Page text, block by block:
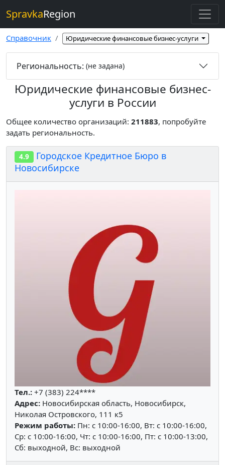
SpravkaRegion
Справочник Юридические финансовые бизнес-услуги
Региональность: (не задана)
Юридические финансовые бизнес-
услуги в России
Общее количество организаций: 211883, попробуйте
задать региональность.
4.9
Городское Кредитное Бюро в
Новосибирске
Тел.: +7 (383) 224****
Адрес: Новосибирская область, Новосибирск,
Николая Островского, 111 к5
Режим работы: Пн: c 10:00-16:00, Вт: c 10:00-16:00,
Ср: c 10:00-16:00, Чт: c 10:00-16:00, Пт: c 10:00-13:00,
Сб: выходной, Вс: выходной